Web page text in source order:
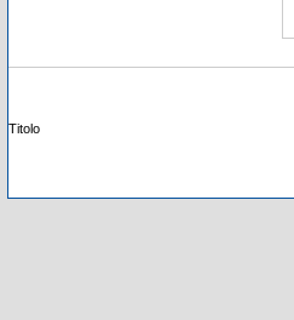
Titolo